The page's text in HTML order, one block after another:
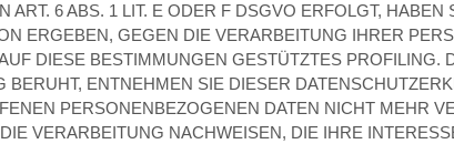
6 ABS. 1 LIT. E ODER F DSGVO ERFOLGT, HABEN
ERGEBEN, GEGEN DIE VERARBEITUNG IHRER
DIESE BESTIMMUNGEN GESTÜTZTES PROFILING.
ENTNEHMEN SIE DIESER
PERSONENBEZOGENEN DATEN NICHT MEHR
VERARBEITUNG NACHWEISEN, DIE IHRE